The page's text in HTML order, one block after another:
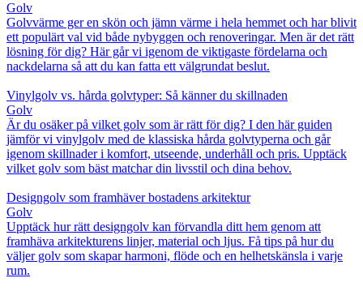
Golv
Golvvärme ger en skön och jämn värme i hela hemmet och har blivit
ett populärt val vid både nybyggen och renoveringar. Men är det rätt
lösning för dig? Här går vi igenom de viktigaste fördelarna och
nackdelarna så att du kan fatta ett välgrundat beslut.
Vinylgolv vs. hårda golvtyper: Så känner du skillnaden
Golv
Är du osäker på vilket golv som är rätt för dig? I den här guiden
jämför vi vinylgolv med de klassiska hårda golvtyperna och går
igenom skillnader i komfort, utseende, underhåll och pris. Upptäck
vilket golv som bäst matchar din livsstil och dina behov.
Designgolv som framhäver bostadens arkitektur
Golv
Upptäck hur rätt designgolv kan förvandla ditt hem genom att
framhäva arkitekturens linjer, material och ljus. Få tips på hur du
väljer golv som skapar harmoni, flöde och en helhetskänsla i varje
rum.